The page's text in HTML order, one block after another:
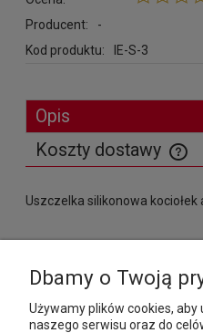
Producent:
-
Kod produktu:
IE-S-3
Opis
Koszty dostawy
Cena nie zawiera
Uszczelka silikonowa kociołek
MOJE
Dbamy o Twoją
Używamy plików cookies, aby
naszego serwisu oraz do